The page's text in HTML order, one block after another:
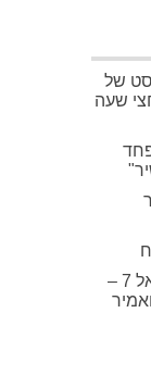
של
שעה
קול קורא לתערוכה בגלריה "בצלאל 7 –